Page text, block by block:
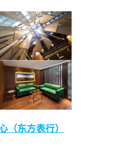
（东方表行）